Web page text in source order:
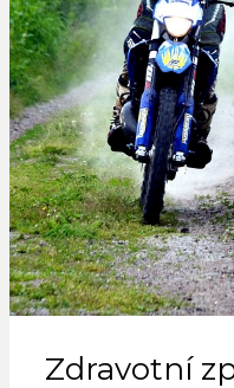
Zdravotní